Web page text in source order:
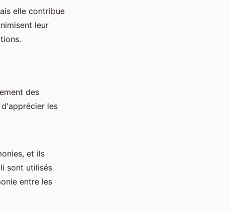
elle contribue
leur
des
les
et ils
sont utilisés
entre les